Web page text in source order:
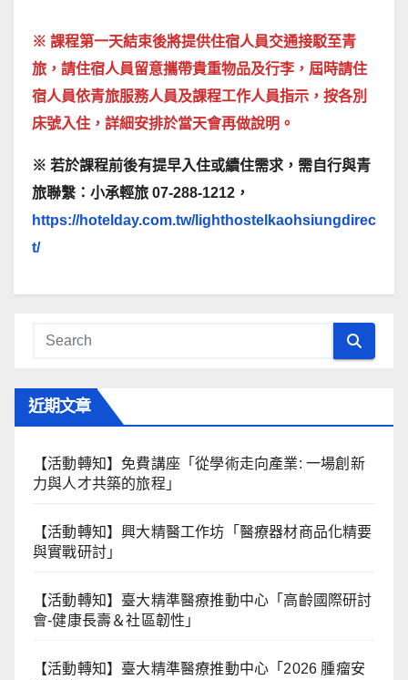
※ 課程第一天結束後將提供住宿人員交通接駁至青
旅，請住宿人員留意攜帶貴重物品及行李，屆時請住
宿人員依青旅服務人員及課程工作人員指示，按各別
床號入住，詳細安排於當天會再做說明。
※ 若於課程前後有提早入住或續住需求，需自行與青
旅聯繫：小承輕旅 07-288-1212，
https://hotelday.com.tw/lighthostelkaohsiungdirec
t/
近期文章
【活動轉知】免費講座「從學術走向產業: ⼀場創新
力與⼈才共築的旅程」
【活動轉知】興大精醫工作坊「醫療器材商品化精要
與實戰研討」
【活動轉知】臺大精準醫療推動中心「高齡國際研討
會-健康長壽＆社區韌性」
【活動轉知】臺大精準醫療推動中心「2026 腫瘤安